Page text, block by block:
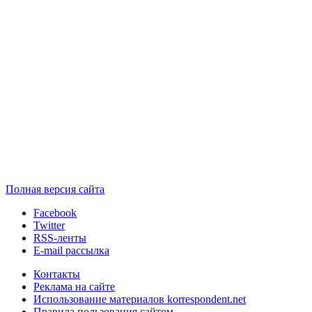
Полная версия сайта
Facebook
Twitter
RSS-ленты
E-mail рассылка
Контакты
Реклама на сайте
Использование материалов korrespondent.net